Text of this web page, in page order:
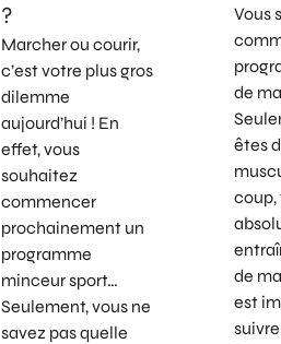
?
Marcher ou courir,
c’est votre plus gros
dilemme
aujourd’hui ! En
effet, vous
souhaitez
commencer
prochainement un
programme
minceur sport…
Seulement, vous ne
savez pas quelle
Vous
de
êtes
coup,
de
est